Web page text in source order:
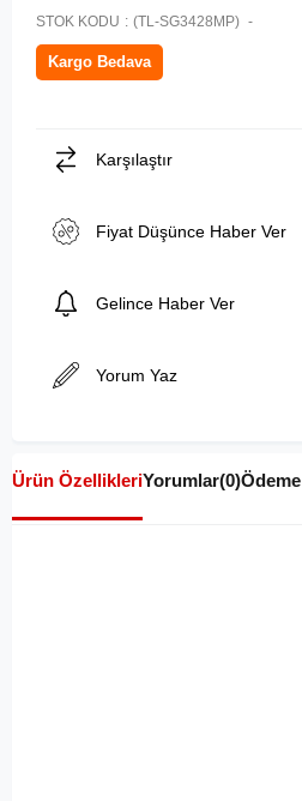
STOK KODU (TL-SG3428MP)
Kargo Bedava
Karşılaştır
Fiyat Düşünce Haber Ver
Gelince Haber Ver
Yorum Yaz
Ürün ÖzellikleriYorumlar(0)